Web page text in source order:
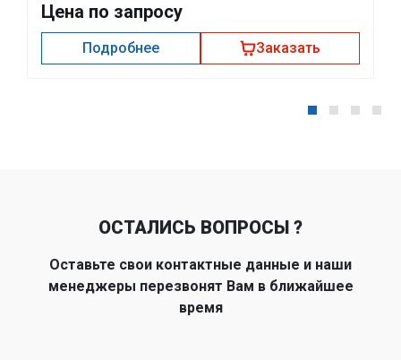
Цена по запросу
Подробнее Заказать
ОСТАЛИСЬ ВОПРОСЫ ?
Оставьте свои контактные данные и наши
менеджеры перезвонят Вам в ближайшее
время